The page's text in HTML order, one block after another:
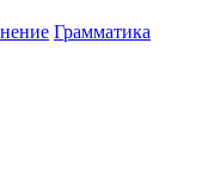
Грамматика